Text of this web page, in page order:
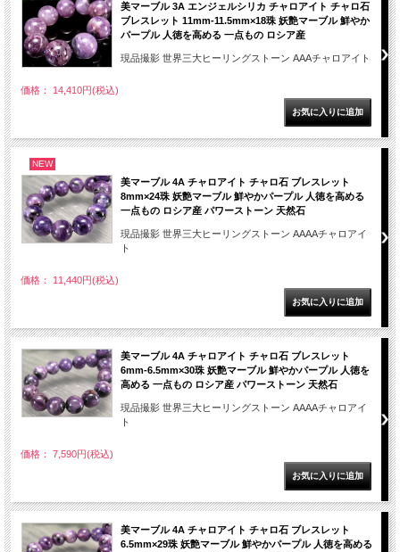
美マーブル 3A エンジェルシリカ チャロアイト チャロ石
ブレスレット 11mm-11.5mm×18珠 妖艶マーブル 鮮やか
パープル 人徳を高める 一点もの ロシア産
現品撮影 世界三大ヒーリングストーン AAAチャロアイト
価格： 14,410円(税込)
NEW
美マーブル 4A チャロアイト チャロ石 ブレスレット
8mm×24珠 妖艶マーブル 鮮やかパープル 人徳を高める
一点もの ロシア産 パワーストーン 天然石
現品撮影 世界三大ヒーリングストーン AAAAチャロアイ
ト
価格： 11,440円(税込)
美マーブル 4A チャロアイト チャロ石 ブレスレット
6mm-6.5mm×30珠 妖艶マーブル 鮮やかパープル 人徳を
高める 一点もの ロシア産 パワーストーン 天然石
現品撮影 世界三大ヒーリングストーン AAAAチャロアイ
ト
価格： 7,590円(税込)
美マーブル 4A チャロアイト チャロ石 ブレスレット
6.5mm×29珠 妖艶マーブル 鮮やかパープル 人徳を高める